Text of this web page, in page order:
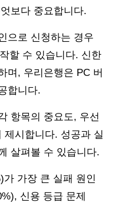
보다 중요합니다.
으로 신청하는 경우
할 수 있습니다. 신한
며, 우리은행은 PC 버
합니다.
항목의 중요도, 우선
제시합니다. 성공과 실
살펴볼 수 있습니다.
가장 큰 실패 원인
신용 등급 문제